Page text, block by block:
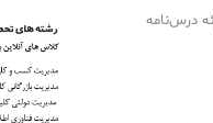
درس‌نامه‌